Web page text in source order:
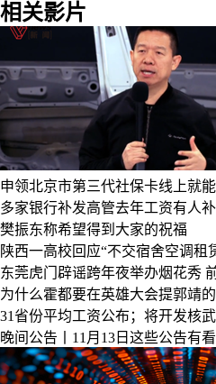
相关影片
申领北京市第三代社保卡线上就
多家银行补发高管去年工资有人
樊振东称希望得到大家的祝福
陕西一高校回应“不交宿舍空调租
东莞虎门辟谣跨年夜举办烟花秀
为什么霍都要在英雄大会提郭靖
31省份平均工资公布；将开发核
晚间公告丨11月13日这些公告有